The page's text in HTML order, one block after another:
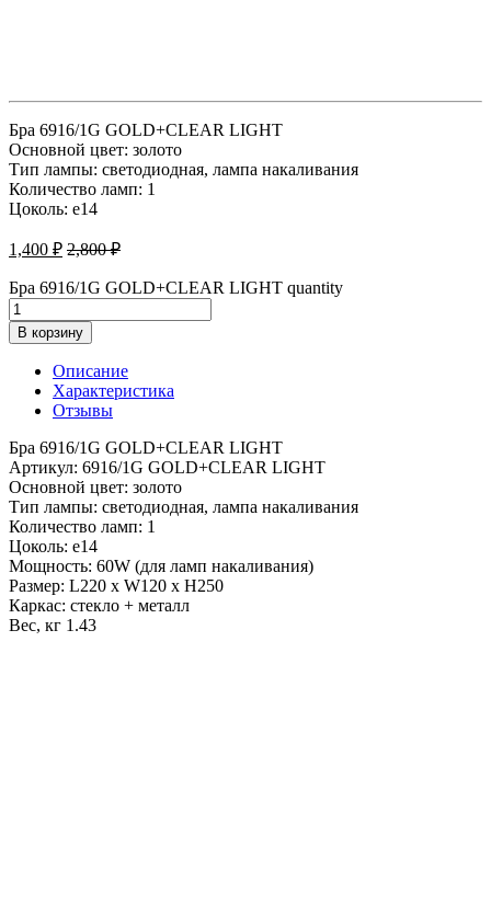
Бра 6916/1G GOLD+CLEAR LIGHT
Основной цвет: золото
Тип лампы: светодиодная, лампа накаливания
Количество ламп: 1
Цоколь: e14
1,400 ₽ 2,800₽
Бра 6916/1G GOLD+CLEAR LIGHT quantity
В корзину
Описание
Характеристика
Отзывы
Бра 6916/1G GOLD+CLEAR LIGHT
Артикул: 6916/1G GOLD+CLEAR LIGHT
Основной цвет: золото
Тип лампы: светодиодная, лампа накаливания
Количество ламп: 1
Цоколь: e14
Мощность: 60W (для ламп накаливания)
Размер: L220 x W120 x H250
Каркас: стекло + металл
Вес, кг 1.43